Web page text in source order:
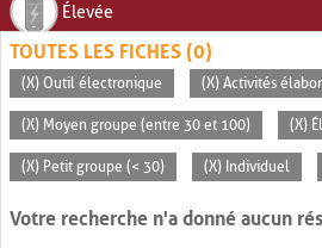
Élevée
TOUTES LES FICHES (0)
(X) Outil électronique (X) Activités
(X) Moyen groupe (entre 30 et 100) (X)
(X) Petit groupe (< 30) (X) Individuel
Votre recherche n'a donné aucun